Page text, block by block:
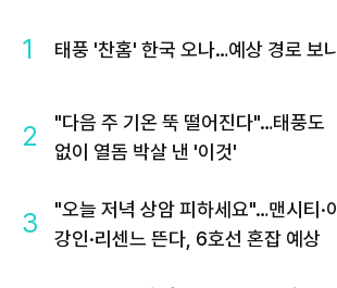
1 태풍 '찬홈' 한국 오나…예상 경로 보니
2
"다음 주 기온 뚝 떨어진다"…태풍도
없이 열돔 박살 낸 '이것'
3
"오늘 저녁 상암 피하세요"…맨시티·이
강인·리센느 뜬다, 6호선 혼잡 예상